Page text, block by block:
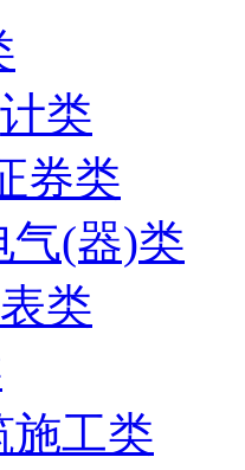
类
券类
气(器)类
类
施工类